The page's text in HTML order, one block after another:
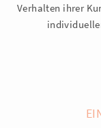
Verhalten ihrer